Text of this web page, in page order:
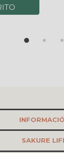
CARRITO
SAKURE